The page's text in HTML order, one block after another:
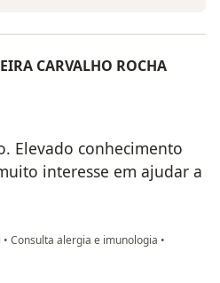
CARVALHO ROCHA
Elevado conhecimento
interesse em ajudar a
• Consulta alergia e imunologia •
SIQUEIRA CARVALHO ROCHA